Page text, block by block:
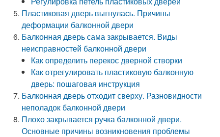
Пластиковая дверь выгнулась. Причины
деформации балконной двери
Балконная дверь сама закрывается. Виды
неисправностей балконной двери
Как определить перекос дверной створки
Как отрегулировать пластиковую балконную
дверь: пошаговая инструкция
Балконная дверь отходит сверху. Разновидности
неполадок балконной двери
Плохо закрывается ручка балконной двери.
Основные причины возникновения проблемы